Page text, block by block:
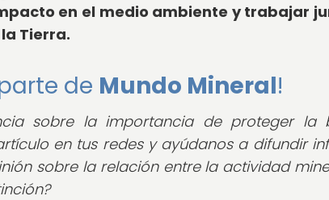
en el medio ambiente y trabajar
Tierra.
de Mundo Mineral!
sobre la importancia de proteger la
en tus redes y ayúdanos a difundir
sobre la relación entre la actividad